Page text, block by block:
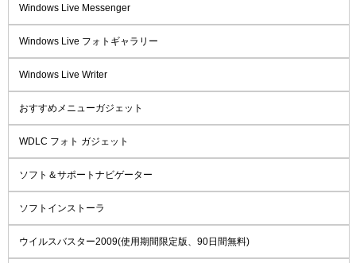
Windows Live Messenger
Windows Live フォトギャラリー
Windows Live Writer
おすすめメニューガジェット
WDLC フォト ガジェット
ソフト＆サポートナビゲーター
ソフトインストーラ
ウイルスバスター2009(使用期間限定版、90日間無料)